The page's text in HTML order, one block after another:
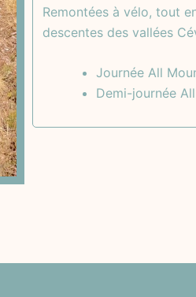
Remontées à vélo, tout
descentes des vallées
Journée All
Demi-journée